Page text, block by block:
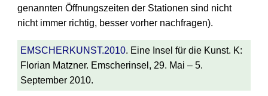
genannten Öffnungszeiten der Stationen sind nicht
nicht immer richtig, besser vorher nachfragen).
EMSCHERKUNST.2010. Eine Insel für die Kunst. K:
Florian Matzner. Emscherinsel, 29. Mai – 5.
September 2010.